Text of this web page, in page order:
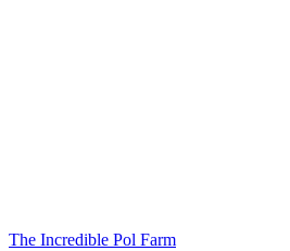
The Incredible Pol Farm